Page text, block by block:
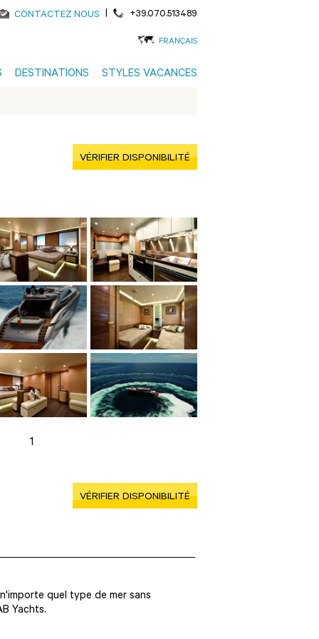
CONTACTEZ NOUS | +39.070.513489
FRANÇAIS
DESTINATIONS STYLES VACANCES
VÉRIFIER DISPONIBILITÉ
1
VÉRIFIER DISPONIBILITÉ
quel type de mer sans
Yachts.